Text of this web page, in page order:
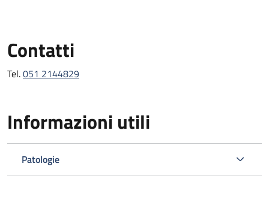
Contatti
Tel.051 2144829
Informazioni utili
Patologie